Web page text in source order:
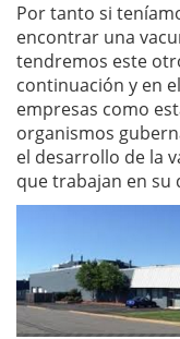
Por tanto si
encontrar una
tendremos este
continuación y en
empresas como
organismos
el desarrollo de la
que trabajan en su